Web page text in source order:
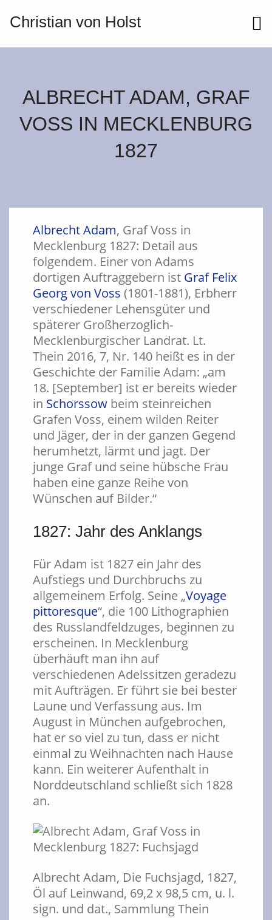
Christian von Holst
ALBRECHT ADAM, GRAF
VOSS IN MECKLENBURG
1827
Albrecht Adam, Graf Voss in
Mecklenburg 1827: Detail aus
folgendem. Einer von Adams
dortigen Auftraggebern ist Graf Felix
Georg von Voss (1801-1881), Erbherr
verschiedener Lehensgüter und
späterer Großherzoglich-
Mecklenburgischer Landrat. Lt.
Thein 2016, 7, Nr. 140 heißt es in der
Geschichte der Familie Adam: „am
18. [September] ist er bereits wieder
in Schorssow beim steinreichen
Grafen Voss, einem wilden Reiter
und Jäger, der in der ganzen Gegend
herumhetzt, lärmt und jagt. Der
junge Graf und seine hübsche Frau
haben eine ganze Reihe von
Wünschen auf Bilder.“
1827: Jahr des Anklangs
Für Adam ist 1827 ein Jahr des
Aufstiegs und Durchbruchs zu
allgemeinem Erfolg. Seine „Voyage
pittoresque“, die 100 Lithographien
des Russlandfeldzuges, beginnen zu
erscheinen. In Mecklenburg
überhäuft man ihn auf
verschiedenen Adelssitzen geradezu
mit Aufträgen. Er führt sie bei bester
Laune und Verfassung aus. Im
August in München aufgebrochen,
hat er so viel zu tun, dass er nicht
einmal zu Weihnachten nach Hause
kann. Ein weiterer Aufenthalt in
Norddeutschland schließt sich 1828
an.
Albrecht Adam, Die Fuchsjagd, 1827,
Öl auf Leinwand, 69,2 x 98,5 cm, u. l.
sign. und dat., Sammlung Thein